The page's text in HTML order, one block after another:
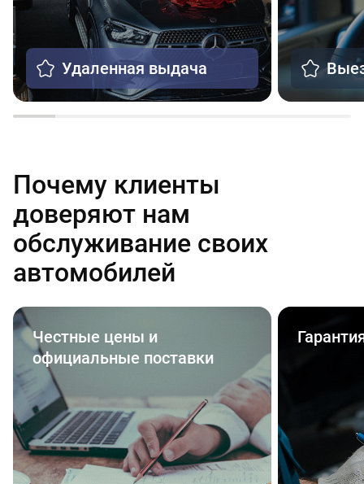
Удаленная выдача
Почему клиенты
доверяют нам
обслуживание своих
автомобилей
Честные цены и
официальные поставки